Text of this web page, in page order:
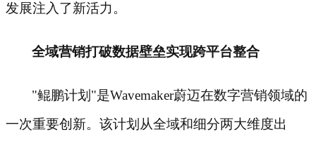
发展注入了新活力。
全域营销打破数据壁垒实现跨平台整合
"鲲鹏计划"是Wavemaker蔚迈在数字营销领域的
一次重要创新。该计划从全域和细分两大维度出